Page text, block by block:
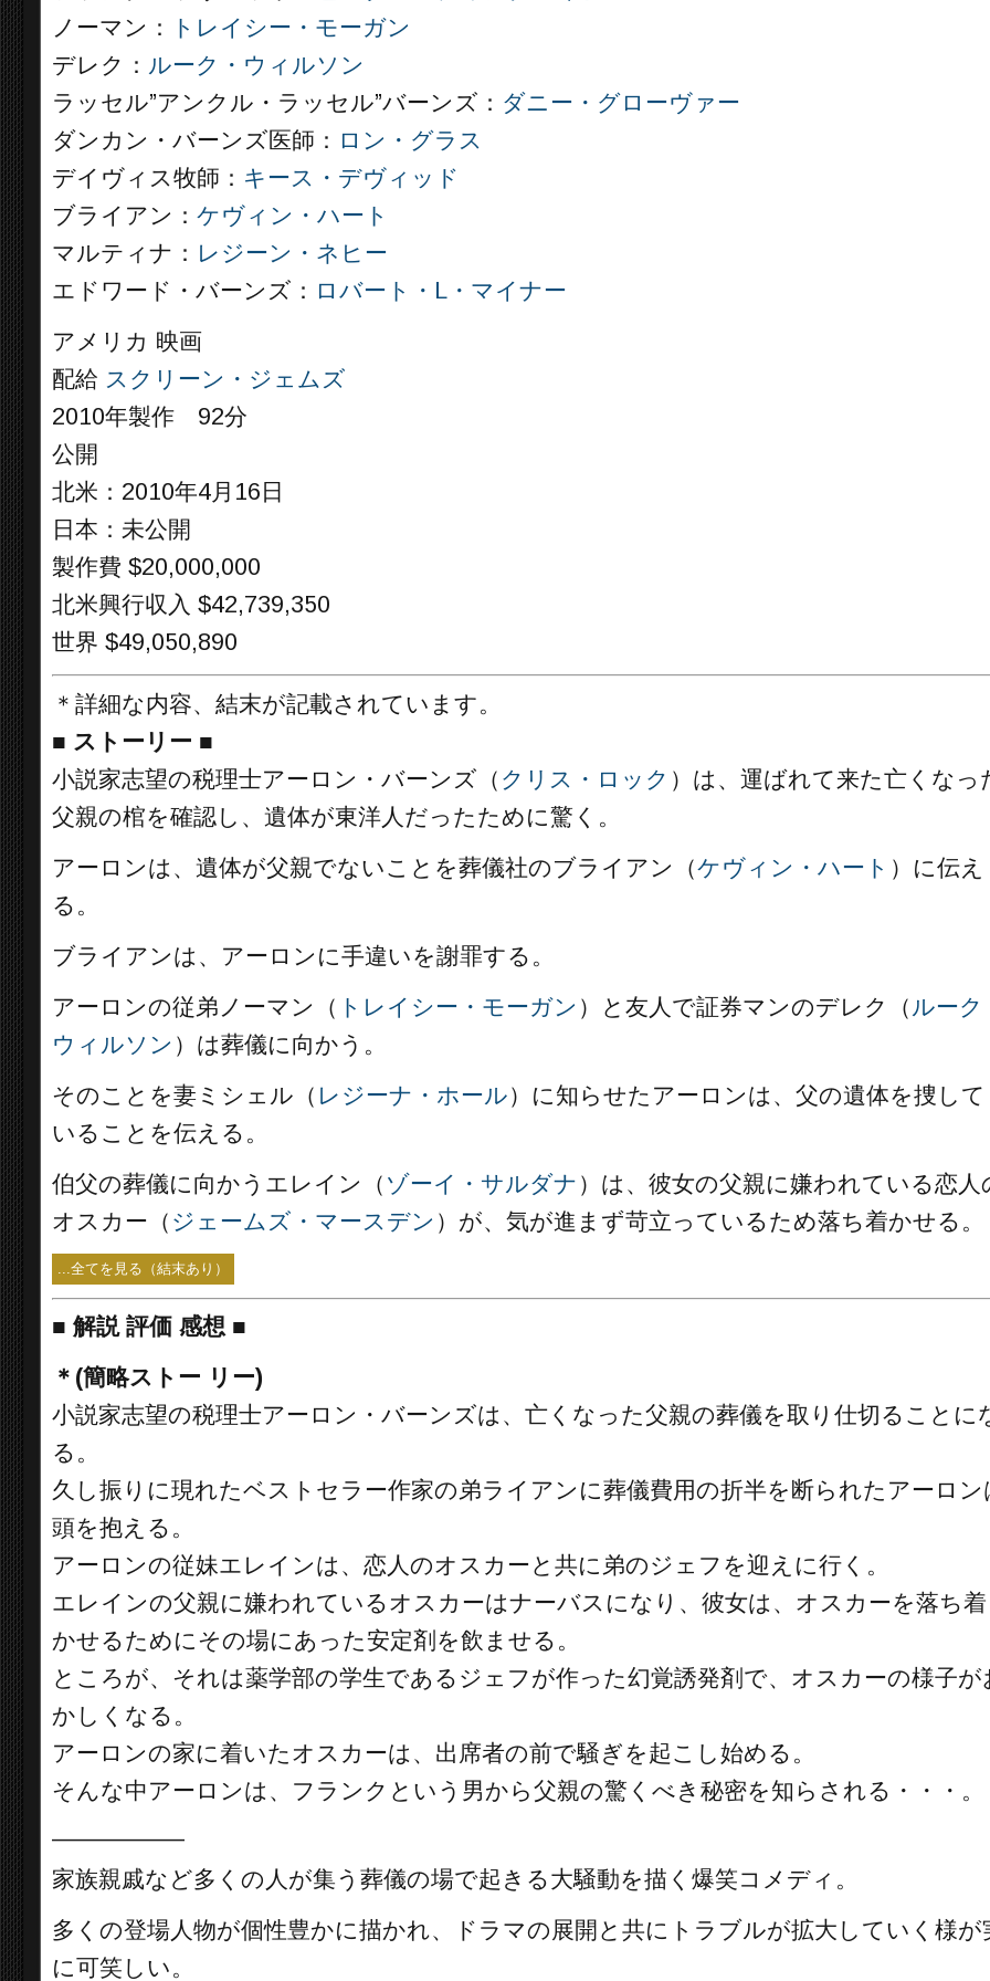
ノーマン：
トレイシー・モーガン
デレク： ルーク・ウィルソン
ラッセル”アンクル・ラッセル”バーンズ： ダニー・グローヴァー
ダンカン・バーンズ医師： ロン・グラス
デイヴィス牧師： キース・デヴィッド
ブライアン： ケヴィン・ハート
マルティナ： レジーン・ネヒー
エドワード・バーンズ： ロバート・L・マイナー
アメリカ 映画
配給 スクリーン・ジェムズ
2010年製作 92分
公開
北米：2010年4月16日
日本：未公開
製作費 $20,000,000
北米興行収入 $42,739,350
世界 $49,050,890
＊詳細な内容、結末が記載されています。
■ ストーリー ■
小説家志望の税理士アーロン・バーンズ（ クリス・ロック ）は、運ばれて来た亡くなっ
父親の棺を確認し、遺体が東洋人だったために驚く。
アーロンは、遺体が父親でないことを葬儀社のブライアン（ケヴィン・ハート ）に伝え
る。
ブライアンは、アーロンに手違いを謝罪する。
アーロンの従弟ノーマン（ トレイシー・モーガン ）と友人で証券マンのデレク（ ルーク
ウィルソン ）は葬儀に向かう。
そのことを妻ミシェル（ レジーナ・ホール）に知らせたアーロンは、父の遺体を捜して
いることを伝える。
伯父の葬儀に向かうエレイン（ ゾーイ・サルダナ ）は、彼女の父親に嫌われている恋人
オスカー（ ジェームズ・マースデン ）が、気が進まず苛立っているため落ち着かせる。
...全てを見る（結末あり）
■ 解説 評価 感想 ■
＊(簡略ストー リー)
小説家志望の税理士アーロン・バーンズは、亡くなった父親の葬儀を取り仕切ることに
る。
久し振りに現れたベストセラー作家の弟ライアンに葬儀費用の折半を断られたアーロン
頭を抱える。
アーロンの従妹エレインは、恋人のオスカーと共に弟のジェフを迎えに行く。
エレインの父親に嫌われているオスカーはナーバスになり、彼女は、オスカーを落ち着
かせるためにその場にあった安定剤を飲ませる。
ところが、それは薬学部の学生であるジェフが作った幻覚誘発剤で、オスカーの様子が
かしくなる。
アーロンの家に着いたオスカーは、出席者の前で騒ぎを起こし始める。
そんな中アーロンは、フランクという男から父親の驚くべき秘密を知らされる・・・。
家族親戚など多くの人が集う葬儀の場で起きる大騒動を描く爆笑コメディ。
多くの登場人物が個性豊かに描かれ、ドラマの展開と共にトラブルが拡大していく様が
に可笑しい。